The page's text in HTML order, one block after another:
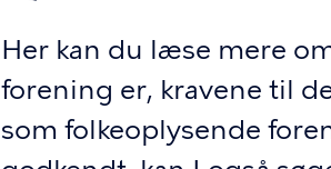
Her kan du læse mere
forening er, kravene til
som folkeoplysende